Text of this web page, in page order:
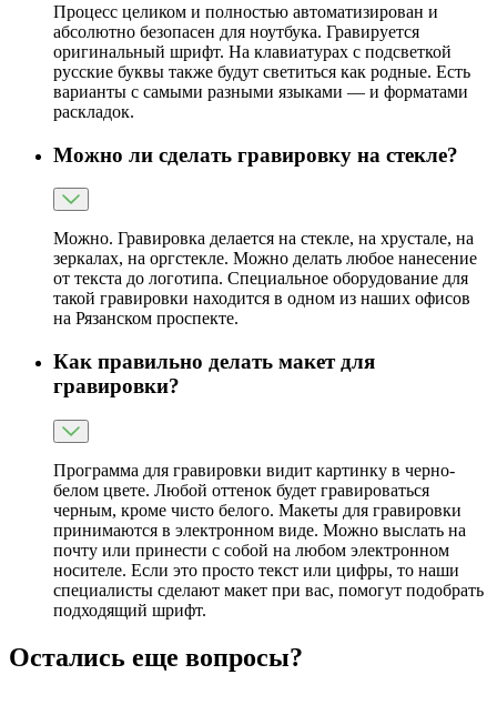
Процесс целиком и полностью автоматизирован и
абсолютно безопасен для ноутбука. Гравируется
оригинальный шрифт. На клавиатурах с подсветкой
русские буквы также будут светиться как родные. Есть
варианты с самыми разными языками — и форматами
раскладок.
Можно ли сделать гравировку на стекле?
Можно. Гравировка делается на стекле, на хрустале, на
зеркалах, на оргстекле. Можно делать любое нанесение
от текста до логотипа. Специальное оборудование для
такой гравировки находится в одном из наших офисов
на Рязанском проспекте.
Как правильно делать макет для
гравировки?
Программа для гравировки видит картинку в черно-
белом цвете. Любой оттенок будет гравироваться
черным, кроме чисто белого. Макеты для гравировки
принимаются в электронном виде. Можно выслать на
почту или принести с собой на любом электронном
носителе. Если это просто текст или цифры, то наши
специалисты сделают макет при вас, помогут подобрать
подходящий шрифт.
Остались еще вопросы?